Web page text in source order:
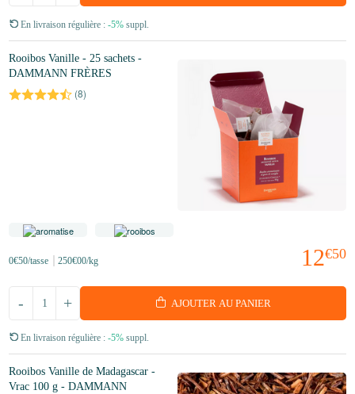
En livraison régulière : -5% suppl.
Rooibos Vanille - 25 sachets -
DAMMANN FRÈRES
(8)
12€50
0€50/tasse 250€00/kg
+
- AJOUTER AU PANIER
En livraison régulière : -5% suppl.
Rooibos Vanille de Madagascar -
Vrac 100 g - DAMMANN